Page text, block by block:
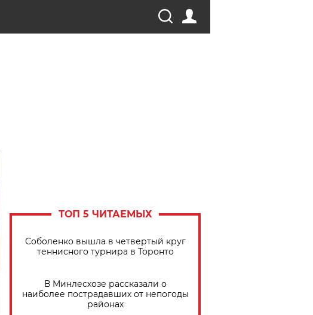
ТОП 5 ЧИТАЕМЫХ
Соболенко вышла в четвертый круг
теннисного турнира в Торонто
В Минлесхозе рассказали о
наиболее пострадавших от непогоды
районах